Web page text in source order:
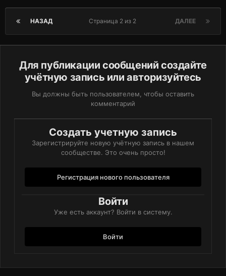
*Счастливо вибрирую*
НАЗАД ДАЛЕЕ
Страница 2 из 2
Для публикации сообщений создайте
учётную запись или авторизуйтесь
Вы должны быть пользователем, чтобы оставить
комментарий
Создать учетную запись
Зарегистрируйте новую учётную запись в нашем
сообществе. Это очень просто!
Регистрация нового пользователя
Войти
Уже есть аккаунт? Войти в систему.
Войти